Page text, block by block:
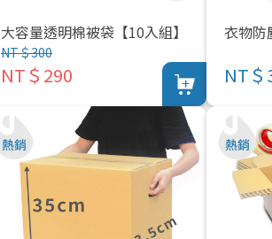
大容量透明棉被袋【10入組】
NT＄300
NT＄290
衣物防
NT＄